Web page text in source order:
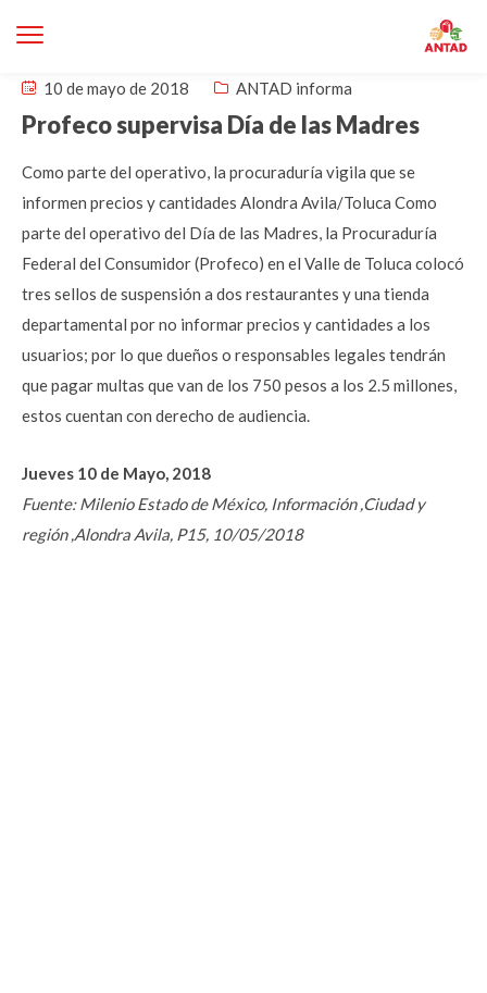
10 de mayo de 2018 ANTAD informa
Profeco supervisa Día de las Madres
Como parte del operativo, la procuraduría vigila que se
informen precios y cantidades Alondra Avila/Toluca Como
parte del operativo del Día de las Madres, la Procuraduría
Federal del Consumidor (Profeco) en el Valle de Toluca colocó
tres sellos de suspensión a dos restaurantes y una tienda
departamental por no informar precios y cantidades a los
usuarios; por lo que dueños o responsables legales tendrán
que pagar multas que van de los 750 pesos a los 2.5 millones,
estos cuentan con derecho de audiencia.
Jueves 10 de Mayo, 2018
Fuente: Milenio Estado de México, Información ,Ciudad y
región ,Alondra Avila, P15, 10/05/2018